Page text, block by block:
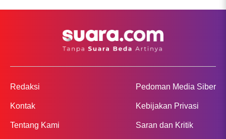
Redaksi
Kontak
Tentang Kami
Pedoman Media Siber
Kebijakan Privasi
Saran dan Kritik